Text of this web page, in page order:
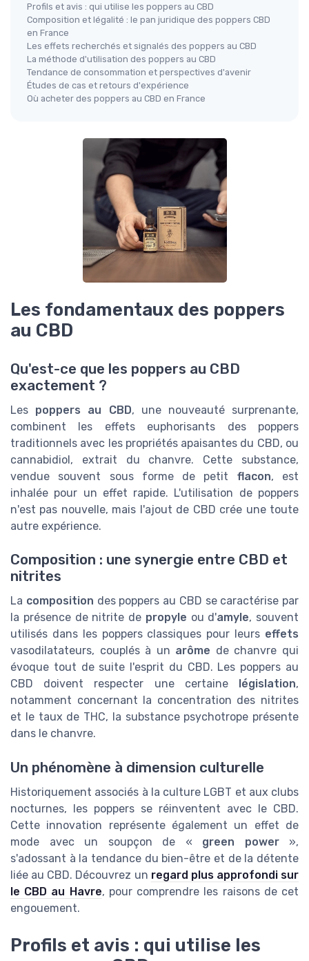
Profils et avis : qui utilise les poppers au CBD
Composition et légalité : le pan juridique des poppers CBD
en France
Les effets recherchés et signalés des poppers au CBD
La méthode d'utilisation des poppers au CBD
Tendance de consommation et perspectives d'avenir
Études de cas et retours d'expérience
Où acheter des poppers au CBD en France
Les fondamentaux des poppers
au CBD
Qu'est-ce que les poppers au CBD
exactement ?
Les poppers au CBD, une nouveauté surprenante,
combinent les effets euphorisants des poppers
traditionnels avec les propriétés apaisantes du CBD, ou
cannabidiol, extrait du chanvre. Cette substance,
vendue souvent sous forme de petit flacon, est
inhalée pour un effet rapide. L'utilisation de poppers
n'est pas nouvelle, mais l'ajout de CBD crée une toute
autre expérience.
Composition : une synergie entre CBD et
nitrites
La composition des poppers au CBD se caractérise par
la présence de nitrite de propyle ou d'amyle, souvent
utilisés dans les poppers classiques pour leurs effets
vasodilatateurs, couplés à un arôme de chanvre qui
évoque tout de suite l'esprit du CBD. Les poppers au
CBD doivent respecter une certaine
législation,
notamment concernant la concentration des nitrites
et le taux de THC, la substance psychotrope présente
dans le chanvre.
Un phénomène à dimension culturelle
Historiquement associés à la culture LGBT et aux clubs
nocturnes, les poppers se réinventent avec le CBD.
Cette innovation représente également un effet de
mode avec un soupçon de « green power»,
s'adossant à la tendance du bien-être et de la détente
liée au CBD. Découvrez un regard plus approfondi sur
le CBD au Havre, pour comprendre les raisons de cet
engouement.
Profils et avis : qui utilise les